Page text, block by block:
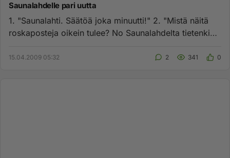
Saunalahdelle pari uutta
1. "Saunalahti. Säätöä joka minuutti!" 2. "Mistä näitä
roskaposteja oikein tulee? No Saunalahdelta tietenkin."
15.04.2009 05:32 2 341 0